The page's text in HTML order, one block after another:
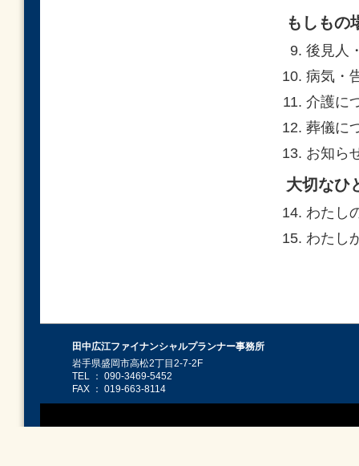
もしもの
後見人
病気・
介護に
葬儀に
お知ら
大切なひ
わたし
わたし
田中広江ファイナンシャルプランナー事務所
岩手県盛岡市高松2丁目2-7-2F
TEL ： 090-3469-5452
FAX ： 019-663-8114